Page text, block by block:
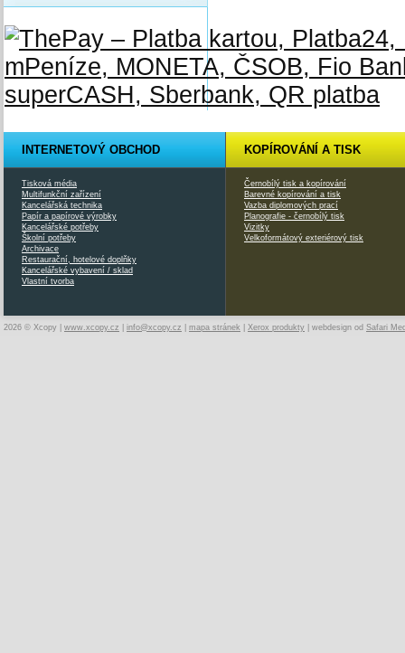
INTERNETOVÝ OBCHOD
Tisková média
Multifunkční zařízení
Kancelářská technika
Papír a papírové výrobky
Kancelářské potřeby
Školní potřeby
Archivace
Restaurační, hotelové doplňky
Kancelářské vybavení / sklad
Vlastní tvorba
KOPÍROVÁNÍ A TISK
Černobílý tisk a kopírování
Barevné kopírování a tisk
Vazba diplomových prací
Planografie - černobílý tisk
Vizitky
Velkoformátový exteriérový tisk
2026 © Xcopy | www.xcopy.cz info@xcopy.cz mapa stránek Xerox produkty | webdesign od Safari